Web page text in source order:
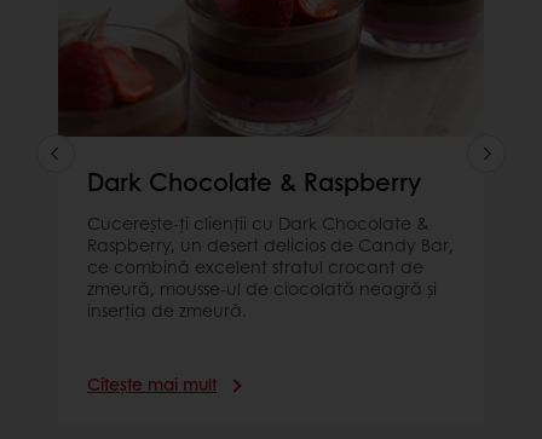
Dark Chocolate & Raspberry
Cucerește-ți clienții cu Dark Chocolate &
Raspberry, un desert delicios de Candy Bar,
ce combină excelent stratul crocant de
zmeură, mousse-ul de ciocolată neagră și
inserția de zmeură.
Citește mai mult